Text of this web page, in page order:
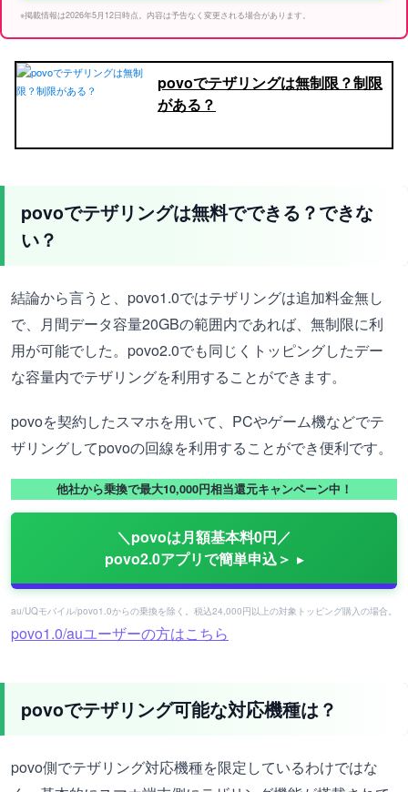
※掲載情報は2026年5月12日時点。内容は予告なく変更される場合があります。
povoでテザリングは無制限？制限
がある？
povoでテザリングは無料でできる？できな
い？
結論から言うと、povo1.0ではテザリングは追加料金無し
で、月間データ容量20GBの範囲内であれば、無制限に利
用が可能でした。povo2.0でも同じくトッピングしたデー
な容量内でテザリングを利用することができます。
povoを契約したスマホを用いて、PCやゲーム機などでテ
ザリングしてpovoの回線を利用することができ便利です。
他社から乗換で最大10,000円相当還元キャンペーン中！
＼povoは月額基本料0円／
povo2.0アプリで簡単申込＞
au/UQモバイル/povo1.0からの乗換を除く。税込24,000円以上の対象トッピング購入の場合。
povo1.0/auユーザーの方はこちら
povoでテザリング可能な対応機種は？
povo側でテザリング対応機種を限定しているわけではな